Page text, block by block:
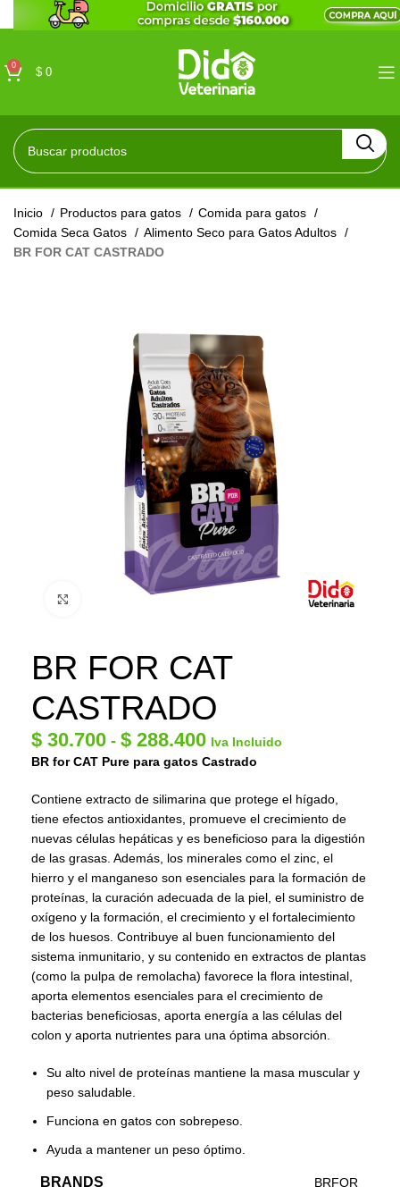
0
$ 0
Inicio Productos para gatos
Comida para gatos
Comida Seca Gatos
Alimento Seco para Gatos Adultos
BR FOR CAT CASTRADO
Click to enlarge
BR FOR CAT
CASTRADO
$ 30.700 - $ 288.400 Iva Incluido
BR for CAT Pure para gatos Castrado
Contiene extracto de silimarina que protege el hígado,
tiene efectos antioxidantes, promueve el crecimiento de
nuevas células hepáticas y es beneficioso para la digestión
de las grasas. Además, los minerales como el zinc, el
hierro y el manganeso son esenciales para la formación de
proteínas, la curación adecuada de la piel, el suministro de
oxígeno y la formación, el crecimiento y el fortalecimiento
de los huesos. Contribuye al buen funcionamiento del
sistema inmunitario, y su contenido en extractos de plantas
(como la pulpa de remolacha) favorece la flora intestinal,
aporta elementos esenciales para el crecimiento de
bacterias beneficiosas, aporta energía a las células del
colon y aporta nutrientes para una óptima absorción.
Su alto nivel de proteínas mantiene la masa muscular y
peso saludable.
Funciona en gatos con sobrepeso.
Ayuda a mantener un peso óptimo.
BRANDS BRFOR